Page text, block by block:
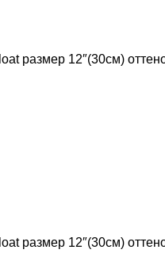
размер 12″(30см)
размер 12″(30см)